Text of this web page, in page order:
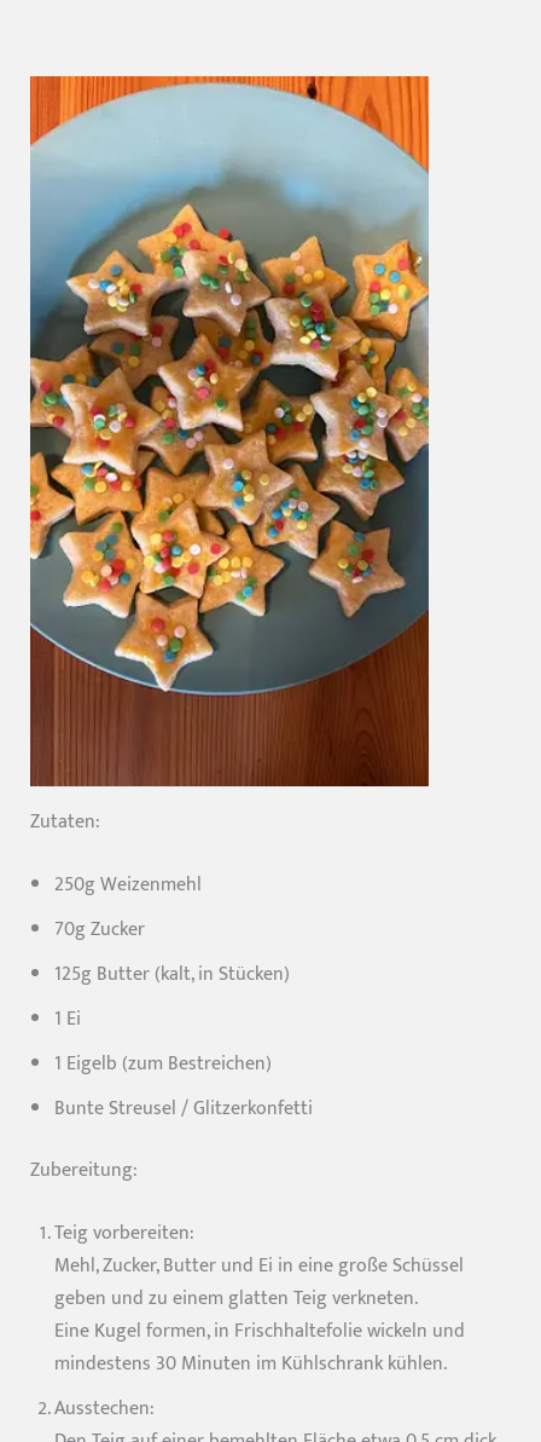
Zutaten:
250g Weizenmehl
70g Zucker
125g Butter (kalt, in Stücken)
1 Ei
1 Eigelb (zum Bestreichen)
Bunte Streusel / Glitzerkonfetti
Zubereitung:
Teig vorbereiten:
Mehl, Zucker, Butter und Ei in eine große Schüssel
geben und zu einem glatten Teig verkneten.
Eine Kugel formen, in Frischhaltefolie wickeln und
mindestens 30 Minuten im Kühlschrank kühlen.
Ausstechen: